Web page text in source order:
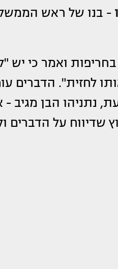
- בנו של ראש
ואמר כי יש
לחזית". הדברים
ובעולם וזכו לסיקור גם בחדשות 12. כעת, נתניהו
על הדברים